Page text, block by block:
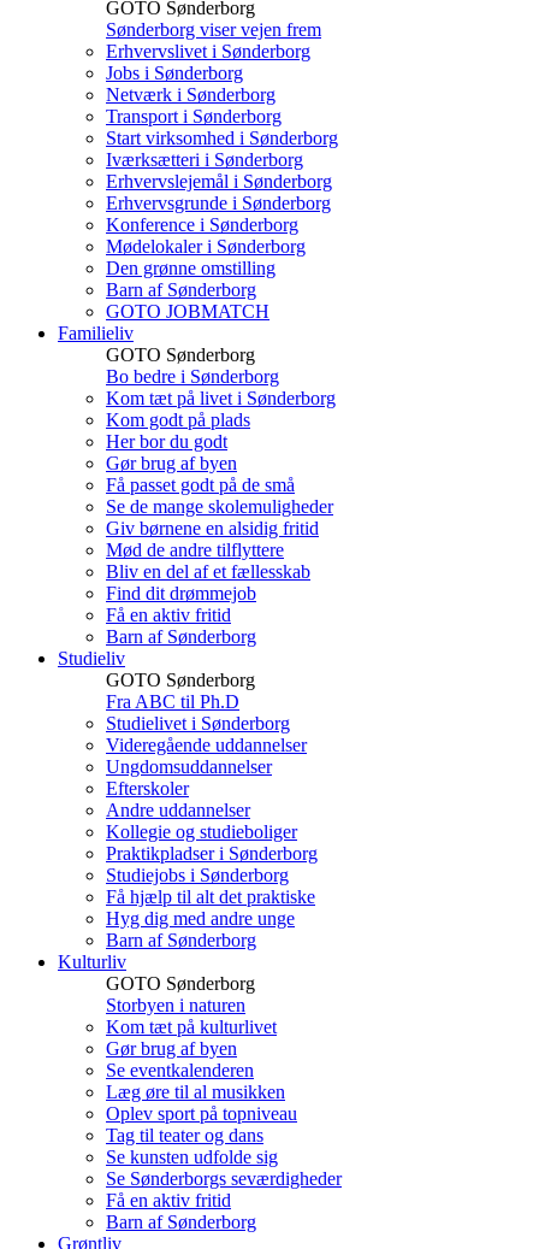
GOTO Sønderborg
Sønderborg viser vejen frem
Erhvervslivet i Sønderborg
Jobs i Sønderborg
Netværk i Sønderborg
Transport i Sønderborg
Start virksomhed i Sønderborg
Iværksætteri i Sønderborg
Erhvervslejemål i Sønderborg
Erhvervsgrunde i Sønderborg
Konference i Sønderborg
Mødelokaler i Sønderborg
Den grønne omstilling
Barn af Sønderborg
GOTO JOBMATCH
Familieliv
GOTO Sønderborg
Bo bedre i Sønderborg
Kom tæt på livet i Sønderborg
Kom godt på plads
Her bor du godt
Gør brug af byen
Få passet godt på de små
Se de mange skolemuligheder
Giv børnene en alsidig fritid
Mød de andre tilflyttere
Bliv en del af et fællesskab
Find dit drømmejob
Få en aktiv fritid
Barn af Sønderborg
Studieliv
GOTO Sønderborg
Fra ABC til Ph.D
Studielivet i Sønderborg
Videregående uddannelser
Ungdomsuddannelser
Efterskoler
Andre uddannelser
Kollegie og studieboliger
Praktikpladser i Sønderborg
Studiejobs i Sønderborg
Få hjælp til alt det praktiske
Hyg dig med andre unge
Barn af Sønderborg
Kulturliv
GOTO Sønderborg
Storbyen i naturen
Kom tæt på kulturlivet
Gør brug af byen
Se eventkalenderen
Læg øre til al musikken
Oplev sport på topniveau
Tag til teater og dans
Se kunsten udfolde sig
Se Sønderborgs seværdigheder
Få en aktiv fritid
Barn af Sønderborg
Grøntliv